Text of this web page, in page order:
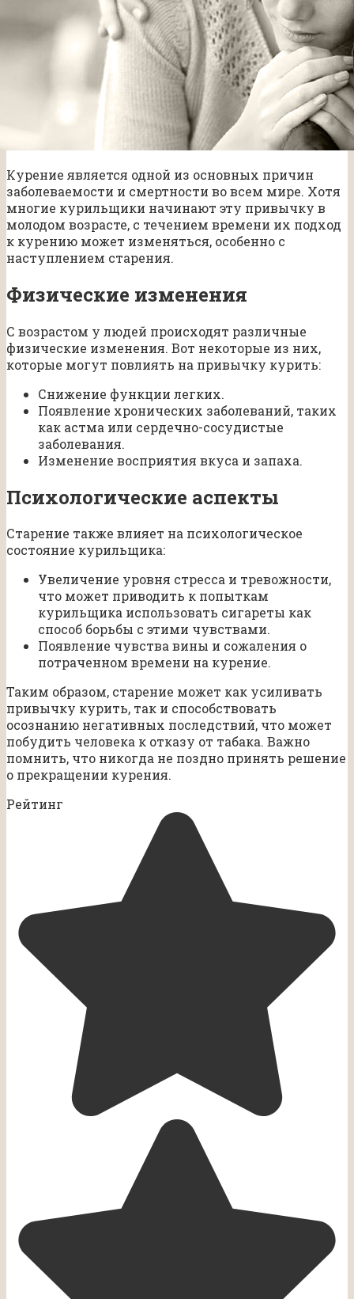
Курение является одной из основных причин
заболеваемости и смертности во всем мире. Хотя
многие курильщики начинают эту привычку в
молодом возрасте, с течением времени их подход
к курению может изменяться, особенно с
наступлением старения.
Физические изменения
С возрастом у людей происходят различные
физические изменения. Вот некоторые из них,
которые могут повлиять на привычку курить:
Снижение функции легких.
Появление хронических заболеваний, таких
как астма или сердечно-сосудистые
заболевания.
Изменение восприятия вкуса и запаха.
Психологические аспекты
Старение также влияет на психологическое
состояние курильщика:
Увеличение уровня стресса и тревожности,
что может приводить к попыткам
курильщика использовать сигареты как
способ борьбы с этими чувствами.
Появление чувства вины и сожаления о
потраченном времени на курение.
Таким образом, старение может как усиливать
привычку курить, так и способствовать
осознанию негативных последствий, что может
побудить человека к отказу от табака. Важно
помнить, что никогда не поздно принять решение
о прекращении курения.
Рейтинг